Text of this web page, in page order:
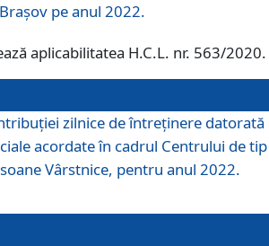
pe anul 2022.
aplicabilitatea H.C.L. nr. 563/2020.
zilnice de întreținere datorată
acordate în cadrul Centrului de tip
Vârstnice, pentru anul 2022.